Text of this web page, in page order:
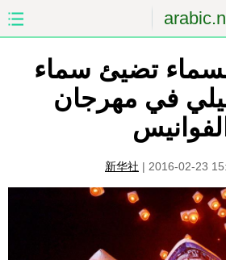
الصين
الشرق الأوسط
العلوم والصحة
تضيئ سماء
في مهرجان
الفوانيس
新华社 | 2016-02-23